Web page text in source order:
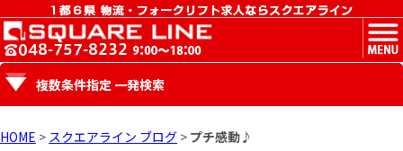
MENU
複数条件指定 一発検索
HOME > スクエアライン ブログ > プチ感動♪